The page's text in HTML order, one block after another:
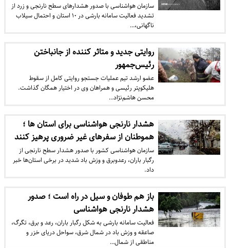
سازمان هواشناسی با صدور هشدارهای سطح نارنجی و زرد از
تشدید فعالیت سامانه بارشی در ۱۰ استان و احتمال سیلاب
ناگهانی،…
روایتی جدید و متاثر کننده از جانباختن
رئیس‌جمهور
عضو ارشد تیم عملیات جستجو روایتی کامل از سقوط
هلیکوپتر رئیسی و همراهان وی در اختیار همگان گذاشت.
محسن هاشم‌نژاد…
هشدار نارنجی هواشناسی برای استان‌ ها ؛
هموطنان از سفرهای غیر ضروری پرهیز کنند
سازمان هواشناسی کشور با صدور هشدار سطح نارنجی از
رگبار باران، رعدوبرق و وزش باد شدید در برخی استان‌ها خبر
داد.
باز هم طوفان و سیل در راه است ؛ صدور
هشدار نارنجی هواشناسی
فعالیت سامانه بارشی به شکل رگبار باران، رعد و برق، تگرگ،
صاعقه و وزش باد در شمال شرق، سواحل دریای خزر و
مناطقی از شمال…